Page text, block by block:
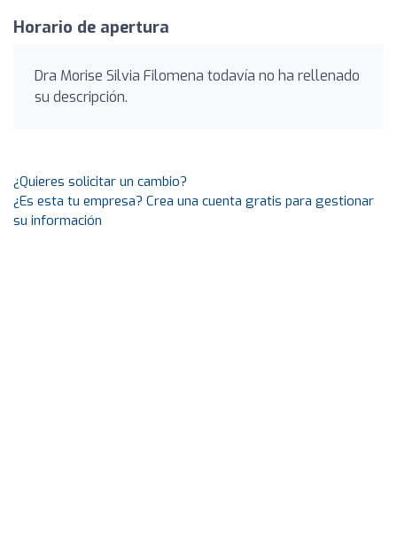
Horario de apertura
Dra Morise Silvia Filomena todavía no ha rellenado
su descripción.
¿Quieres solicitar un cambio?
¿Es esta tu empresa? Crea una cuenta gratis para gestionar
su información